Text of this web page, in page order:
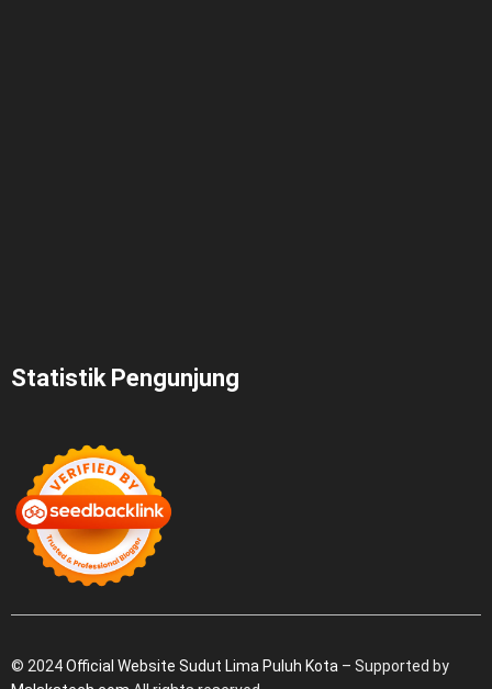
Statistik Pengunjung
© 2024Official Website Sudut Lima Puluh Kota – Supported by